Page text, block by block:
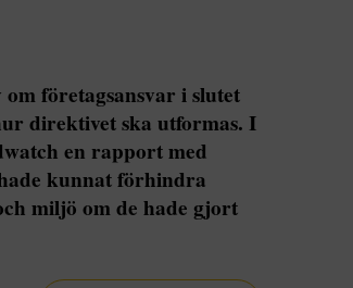
företagsansvar i slutet
direktivet ska utformas. I
en rapport med
kunnat förhindra
miljö om de hade gjort